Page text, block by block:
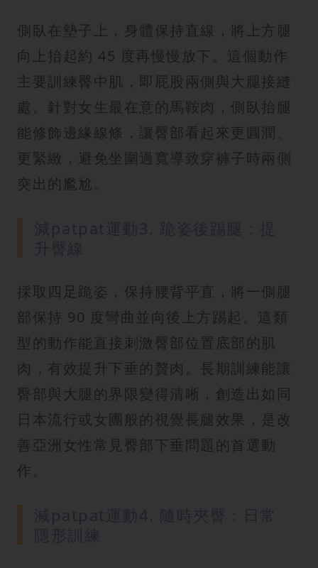
側臥在墊子上，身體保持直線，將上方腿
向上抬起約 45 度再慢慢放下。這個動作
主要訓練臀中肌，即屁股兩側與大腿接縫
處。針對女生最在意的馬鞍肉，側臥抬腿
能修飾邊緣線條，讓臀部看起來更圓潤、
更緊緻，避免坐圍過寬導致穿褲子時兩側
突出的尷尬。
採取四足跪姿，保持腰背平直，將一側腿
部保持 90 度彎曲並向後上方踢起。這類
型的動作能直接刺激臀部位置底部的肌
肉，有效提升下垂的贅肉。長期訓練能讓
臀部與大腿的界限變得清晰，創造出如同
日本流行或女團般的視覺長腿效果，是改
善亞洲女性常見臀部下垂問題的首選動
作。